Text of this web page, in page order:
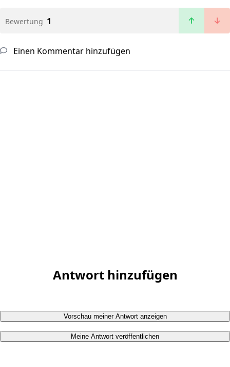
Bewertung 1
Einen Kommentar hinzufügen
Antwort hinzufügen
Vorschau meiner Antwort anzeigen
Meine Antwort veröffentlichen